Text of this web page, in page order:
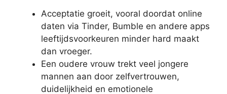
Acceptatie groeit, vooral doordat online
daten via Tinder, Bumble en andere apps
leeftijdsvoorkeuren minder hard maakt
dan vroeger.
Een oudere vrouw trekt veel jongere
mannen aan door zelfvertrouwen,
duidelijkheid en emotionele